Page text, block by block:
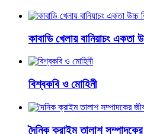
কাবাডি খেলায় বানিয়াচং একতা
বিশ্বকবি ও মোহিনী
দৈনিক ক্রাইম তালাশ